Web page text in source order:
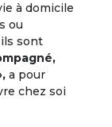
à domicile
ou
ils sont
a pour
chez soi